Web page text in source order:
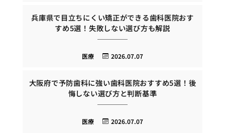
兵庫県で目立ちにくい矯正ができる歯科医院おす
すめ5選！失敗しない選び方も解説
2026.07.07
医療
大阪府で予防歯科に強い歯科医院おすすめ5選！後
悔しない選び方と判断基準
2026.07.07
医療